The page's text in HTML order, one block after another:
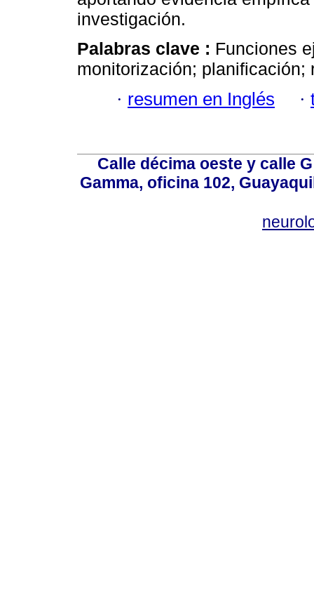
investigación.
Palabras clave : Funciones
monitorización; planificación;
· resumen en Inglés ·
Calle décima oeste y calle
Gamma, oficina 102,